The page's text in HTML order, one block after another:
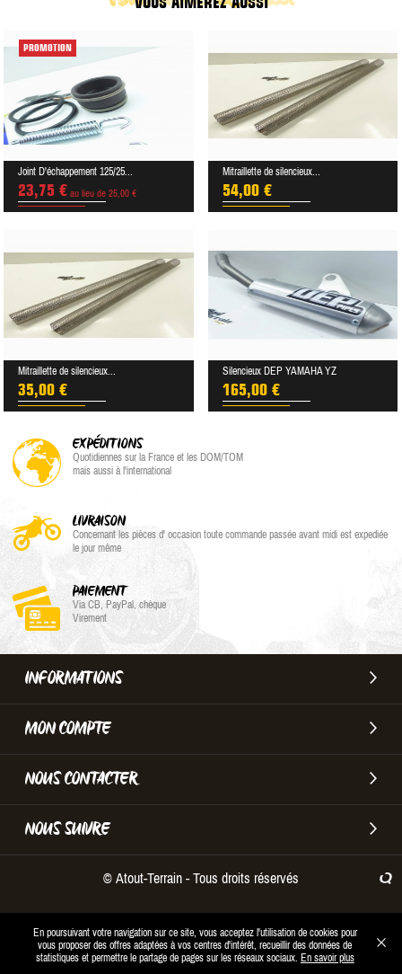
PROMOTION
Joint D'échappement 125/25...
23,75 € au lieu de 25,00 €
Mitraillette de silencieux...
54,00 €
Mitraillette de silencieux...
35,00 €
Silencieux DEP YAMAHA YZ
165,00 €
EXPÉDITIONS
Quotidiennes sur la France et les DOM/TOM
mais aussi à l'international
LIVRAISON
Concernant les pièces d' occasion toute commande passée avant midi est expediée
le jour même
PAIEMENT
Via CB, PayPal, chèque
Virement
INFORMATIONS
MON COMPTE
NOUS CONTACTER
NOUS SUIVRE
En poursuivant votre navigation sur ce site, vous acceptez l'utilisation de cookies pour
vous proposer des offres adaptées à vos centres d'intérêt, recueillir des données de
statistiques et permettre le partage de pages sur les réseaux sociaux. En savoir plus
© Atout-Terrain - Tous droits réservés